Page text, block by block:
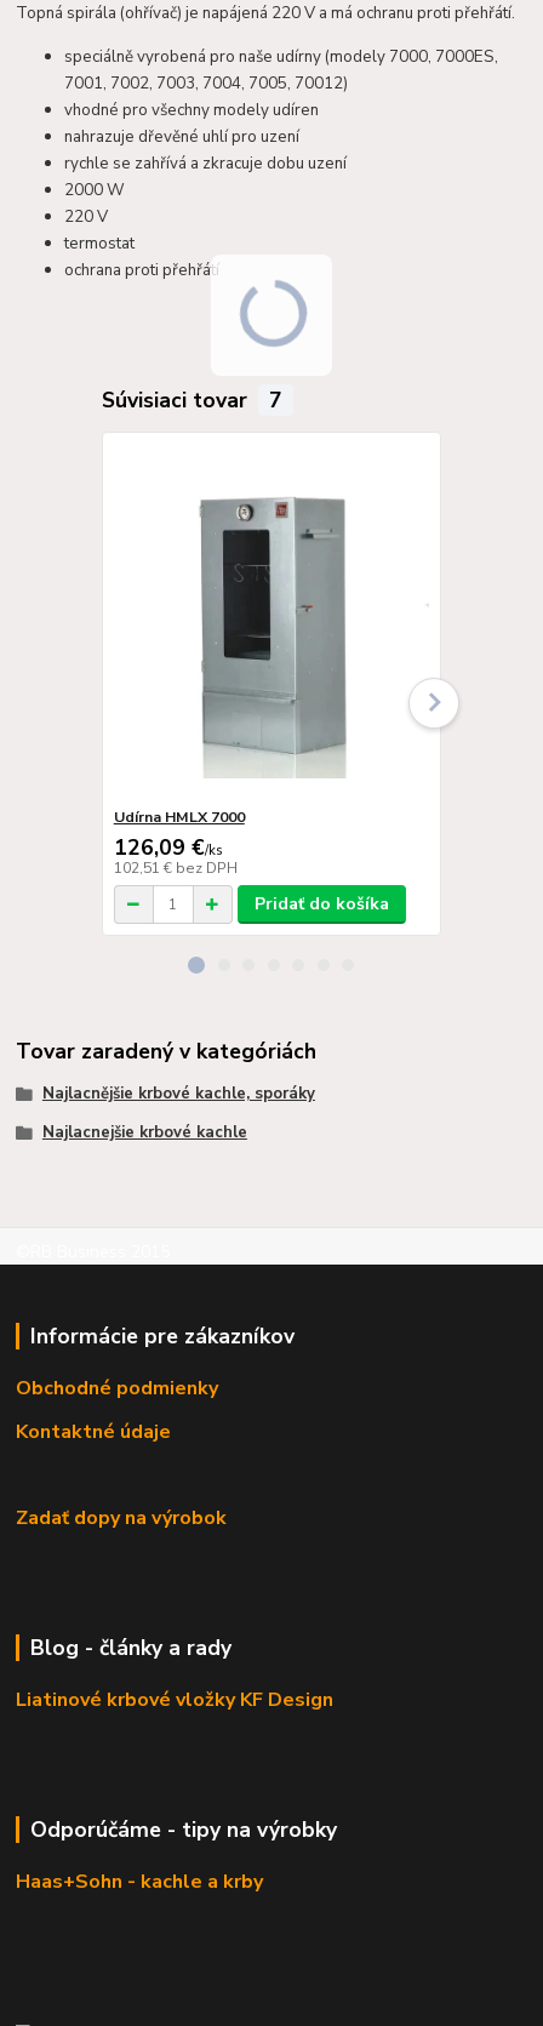
Topná spirála (ohřívač) je napájená 220 V a má ochranu proti přehřátí.
speciálně vyrobená pro naše udírny (modely 7000, 7000ES,
7001, 7002, 7003, 7004, 7005, 70012)
vhodné pro všechny modely udíren
nahrazuje dřevěné uhlí pro uzení
rychle se zahřívá a zkracuje dobu uzení
2000 W
220 V
termostat
ochrana proti přehřátí
Súvisiaci tovar 7
Udírna HMLX 7000
126,09 €/ks
102,51 € bez DPH
Pridať do košíka
Tovar zaradený v kategóriách
Najlacnějšie krbové kachle, sporáky
Najlacnejšie krbové kachle
Informácie pre zákazníkov
Obchodné podmienky
Kontaktné údaje
Zadať dopy na výrobok
Blog - články a rady
Liatinové krbové vložky KF Design
Odporúčáme - tipy na výrobky
Haas+Sohn - kachle a krby